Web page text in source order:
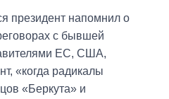
президент напомнил о
с бывшей
ЕС, США,
«когда радикалы
«Беркута» и